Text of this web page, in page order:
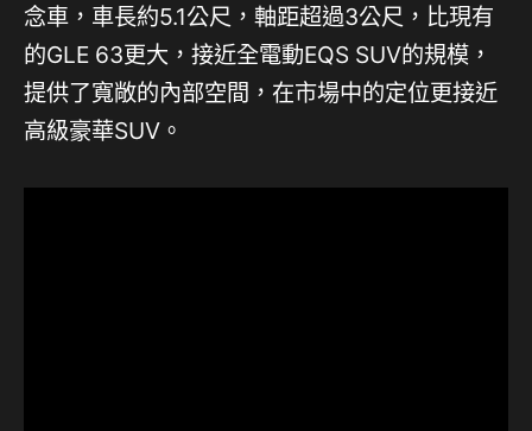
念車，車長約5.1公尺，軸距超過3公尺，比現有
的GLE 63更大，接近全電動EQS SUV的規模，
提供了寬敞的內部空間，在市場中的定位更接近
高級豪華SUV。